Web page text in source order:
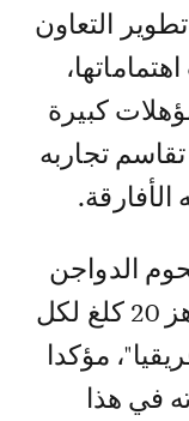
التعاون
كبيرة
تجاربه
الدواجن
في المغرب كمعدل سنوي يناهز 20 كلغ لكل
كلغ في إفريقيا"، مؤكدا
في هذا